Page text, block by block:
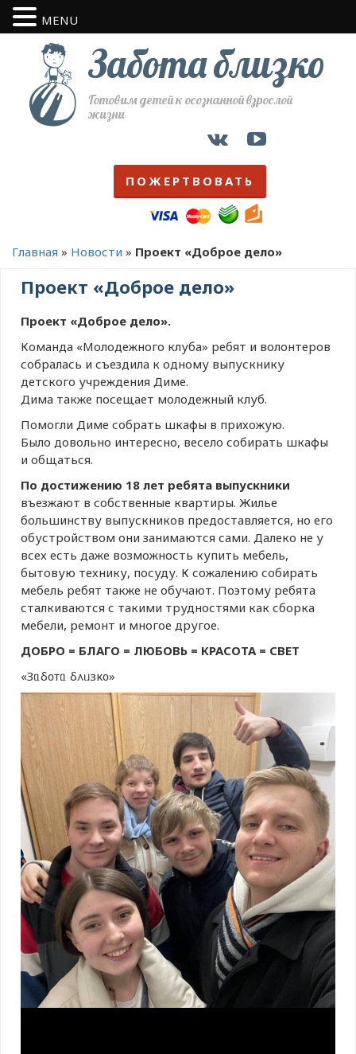
Забота близко
Готовим детей к осознанной взрослой
жизни
ПОЖЕРТВОВАТЬ
Главная » Новости » Проект «Доброе дело»
Проект «Доброе дело»
Проект «Доброе дело».
Команда «Молодежного клуба» ребят и волонтеров
собралась и съездила к одному выпускнику
детского учреждения Диме.
Дима также посещает молодежный клуб.
Помогли Диме собрать шкафы в прихожую.
Было довольно интересно, весело собирать шкафы
и общаться.
По достижению 18 лет ребята выпускники
въезжают в собственные квартиры. Жилье
большинству выпускников предоставляется, но его
обустройством они занимаются сами. Далеко не у
всех есть даже возможность купить мебель,
бытовую технику, посуду. К сожалению собирать
мебель ребят также не обучают. Поэтому ребята
сталкиваются с такими трудностями как сборка
мебели, ремонт и многое другое.
ДОБРО = БЛАГО = ЛЮБОВЬ = КРАСОТА = СВЕТ
«Зᥲδ᧐ᴛᥲ δ᧘ᥙзκ᧐»
MENU